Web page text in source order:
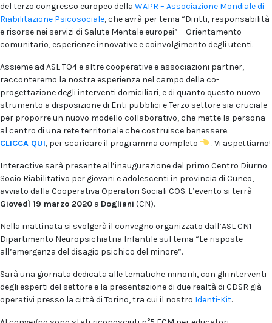
del terzo congresso europeo della WAPR – Associazione Mondiale di
Riabilitazione Psicosociale, che avrà per tema “Diritti, responsabilità
e risorse nei servizi di Salute Mentale europei” – Orientamento
comunitario, esperienze innovative e coinvolgimento degli utenti.
Assieme ad ASL TO4 e altre cooperative e associazioni partner,
racconteremo la nostra esperienza nel campo della co-
progettazione degli interventi domiciliari, e di quanto questo nuovo
strumento a disposizione di Enti pubblici e Terzo settore sia cruciale
per proporre un nuovo modello collaborativo, che mette la persona
al centro di una rete territoriale che costruisce benessere.
CLICCA QUI, per scaricare il programma completo . Vi aspettiamo!
Interactive sarà presente all’inaugurazione del primo Centro Diurno
Socio Riabilitativo per giovani e adolescenti in provincia di Cuneo,
avviato dalla Cooperativa Operatori Sociali COS. L’evento si terrà
Giovedì 19 marzo 2020 a Dogliani (CN).
Nella mattinata si svolgerà il convegno organizzato dall’ASL CN1
Dipartimento Neuropsichiatria Infantile sul tema “Le risposte
all’emergenza del disagio psichico del minore”.
Sarà una giornata dedicata alle tematiche minorili, con gli interventi
degli esperti del settore e la presentazione di due realtà di CDSR già
operativi presso la città di Torino, tra cui il nostro Identi-Kit.